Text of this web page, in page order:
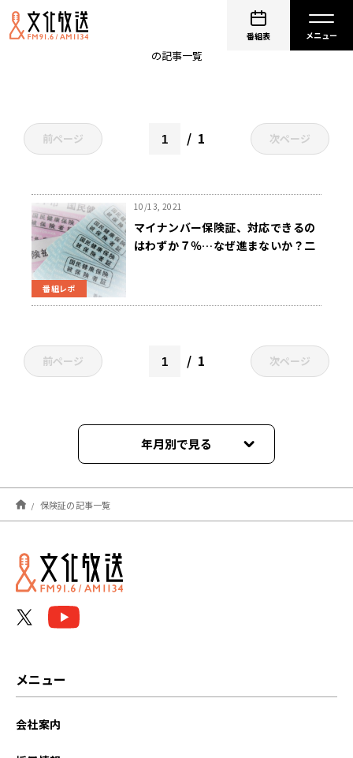
番組表
の記事一覧
前ページ 1 次ページ
番組レポ
10/13, 2021
マイナンバー保険証、対応できるの
はわずか７％…なぜ進まないか？二
前ページ 1 次ページ
年月別で見る
2023年07月
2023年02月
2021年10月
保険証の記事一覧
メニュー
会社案内